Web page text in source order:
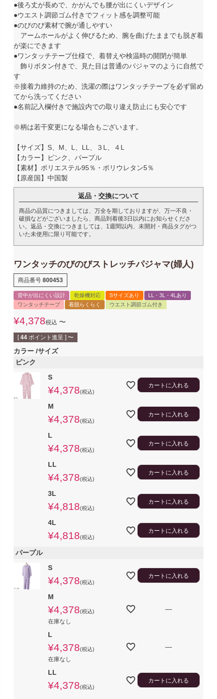
●後ろ丈が長めで、かがんでも腰が出にくいデザイン
●ウエスト調節ゴム付きでフィット感を調整可能
●のびのび素材で腕が通しやすい
アームホールがよく伸びるため、腕を曲げたままでも脱ぎ着
が楽にできます
●ワンタッチテープ仕様で、着替えや検温時の開閉が簡単
飾りボタン付きで、見た目は普通のパジャマのように自然で
す
※接着力維持のため、洗濯の際はワンタッチテープを必ず留め
てから洗ってください
●名前記入欄付きで施設内での取り違え防止にも安心です
※柄は若干変更になる場合もございます。
【サイズ】S、M、L、LL、３L、４L
【カラー】ピンク、パープル
【素材】ポリエステル95％・ポリウレタン5％
【原産国】中国製
返品・交換について
商品の品質につきましては、万全を期しておりますが、万一不良・
破損などがございましたら、商品到着後3日以内にお知らせくださ
い。返品・交換につきましては、1週間以内、未開封・商品タグがつ
いた未使用に限り可能です。
ワンタッチのびのびストレッチパジャマ(婦人)
商品番号 800453
背中が出にくい設計 乾燥機対応 Sサイズあり
LL・3L・4Lあり
ワンタッチテープ
着脱らくらく ウエスト調節ゴム付き
¥4,378税込 〜
[ 44 ポイント進呈 ] 〜
カラー サイズ
ピンク
S
¥4,378 税込
カートに入れる
M
¥4,378 税込
カートに入れる
L
¥4,378 税込
カートに入れる
LL
¥4,378 税込
カートに入れる
3L
¥4,818 税込
カートに入れる
4L
¥4,818 税込
カートに入れる
パープル
S
¥4,378 税込
カートに入れる
M
¥4,378 税込
在庫なし
—
L
¥4,378 税込
在庫なし
—
LL
¥4,378 税込
カートに入れる